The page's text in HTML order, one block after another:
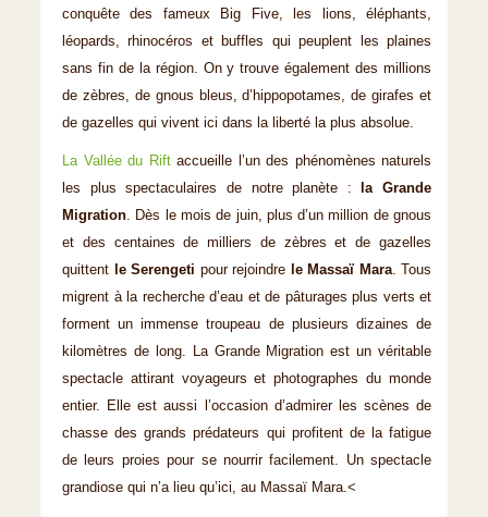
conquête des fameux Big Five, les lions, éléphants,
léopards, rhinocéros et buffles qui peuplent les plaines
sans fin de la région. On y trouve également des millions
de zèbres, de gnous bleus, d’hippopotames, de girafes et
de gazelles qui vivent ici dans la liberté la plus absolue.
La Vallée du Riftaccueille l’un des phénomènes naturels
les plus spectaculaires de notre planète :
la Grande
Migration . Dès le mois de juin, plus d’un million de gnous
et des centaines de milliers de zèbres et de gazelles
quittent
le Serengeti pour rejoindre le Massaï Mara. Tous
migrent à la recherche d’eau et de pâturages plus verts et
forment un immense troupeau de plusieurs dizaines de
kilomètres de long. La Grande Migration est un véritable
spectacle attirant voyageurs et photographes du monde
entier. Elle est aussi l’occasion d’admirer les scènes de
chasse des grands prédateurs qui profitent de la fatigue
de leurs proies pour se nourrir facilement. Un spectacle
grandiose qui n’a lieu qu’ici, au Massaï Mara.<